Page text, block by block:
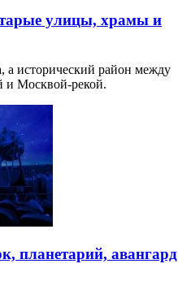
улицы, храмы и
исторический район между
и Москвой-рекой.
планетарий, авангард